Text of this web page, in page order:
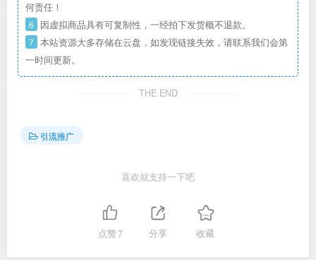
何责任！
6 因虚拟商品具有可复制性，一经拍下发货概不退款。
7 本站资源大多存储在云盘，如发现链接失效，请联系我们会第
一时间更新。
THE END
引流推广
喜欢就支持一下吧
点赞7 分享 收藏